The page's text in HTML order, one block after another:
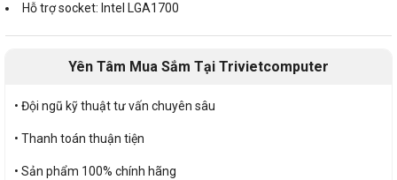
Hỗ trợ socket: Intel LGA1700
Yên Tâm Mua Sắm Tại Trivietcomputer
• Đội ngũ kỹ thuật tư vấn chuyên sâu
• Thanh toán thuận tiện
• Sản phẩm 100% chính hãng